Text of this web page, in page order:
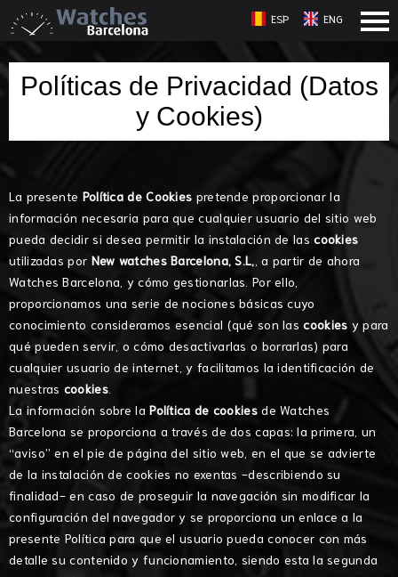
ESP ENG
Políticas de Privacidad (Datos
y Cookies)
La presente Política de Cookies pretende proporcionar la
información necesaria para que cualquier usuario del sitio web
pueda decidir si desea permitir la instalación de lascookies
utilizadas por New watches Barcelona, S.L, , a partir de ahora
Watches Barcelona, y cómo gestionarlas. Por ello,
proporcionamos una serie de nociones básicas cuyo
conocimiento consideramos esencial (qué son lascookies y para
qué pueden servir, o cómo desactivarlas o borrarlas) para
cualquier usuario de internet, y facilitamos la identificación de
nuestras cookies.
La información sobre laPolítica de cookiesde Watches
Barcelona se proporciona a través de dos capas: la primera, un
“aviso” en el pie de página del sitio web, en el que se advierte
de la instalación de cookies no exentas -describiendo su
finalidad- en caso de proseguir la navegación sin modificar la
configuración del navegador y se proporciona un enlace a la
presente Política para que el usuario pueda conocer con más
detalle su contenido y funcionamiento, siendo esta la segunda